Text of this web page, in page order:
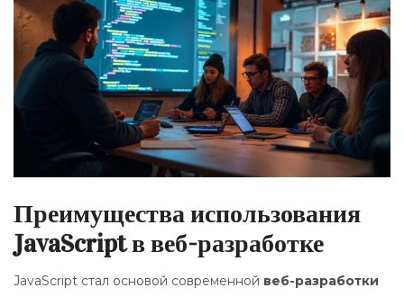
Преимущества использования
JavaScript в веб-разработке
JavaScript стал основой современной веб-разработки